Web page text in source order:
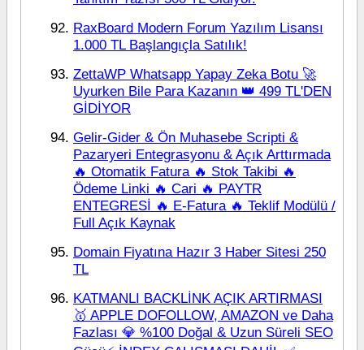
RaxBoard Modern Forum Yazılım Lisansı
1.000 TL Başlangıçla Satılık!
ZettaWP Whatsapp Yapay Zeka Botu 🚀
Uyurken Bile Para Kazanın 👑 499 TL'DEN
GİDİYOR
Gelir-Gider & Ön Muhasebe Scripti &
Pazaryeri Entegrasyonu & Açık Arttırmada
🔥 Otomatik Fatura 🔥 Stok Takibi 🔥
Ödeme Linki 🔥 Cari 🔥 PAYTR
ENTEGRESİ 🔥 E-Fatura 🔥 Teklif Modülü /
Full Açık Kaynak
Domain Fiyatına Hazır 3 Haber Sitesi 250
TL
KATMANLI BACKLİNK AÇIK ARTIRMASI
🥇 APPLE DOFOLLOW, AMAZON ve Daha
Fazlası 💎 %100 Doğal & Uzun Süreli SEO